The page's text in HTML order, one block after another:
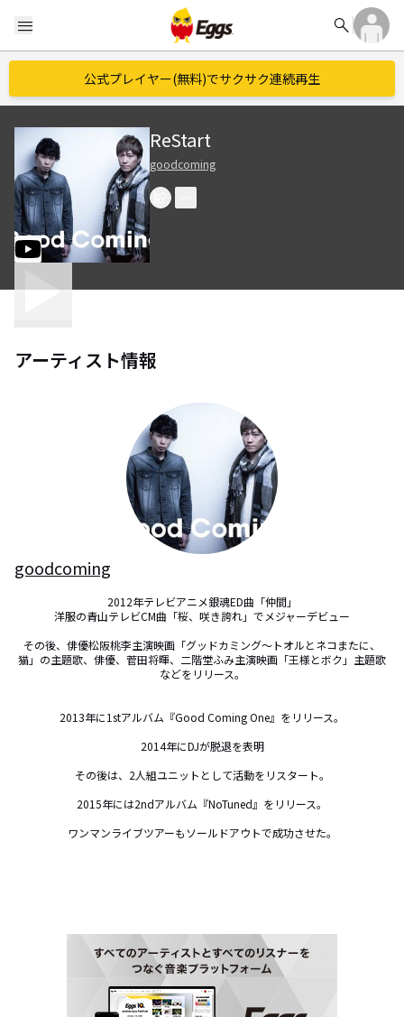
menu search
公式プレイヤー(無料)でサクサク連続再生
ReStart
goodcoming
アーティスト情報
goodcoming
2012年テレビアニメ銀魂ED曲「仲間」
洋服の青山テレビCM曲「桜、咲き誇れ」でメジャーデビュー
その後、俳優松阪桃李主演映画「グッドカミング〜トオルとネコまたに、
猫」の主題歌、俳優、菅田将暉、二階堂ふみ主演映画「王様とボク」主題歌
などをリリース。
2013年に1stアルバム『Good Coming One』をリリース。
2014年にDJが脱退を表明
その後は、2人組ユニットとして活動をリスタート。
2015年には2ndアルバム『NoTuned』をリリース。
ワンマンライブツアーもソールドアウトで成功させた。